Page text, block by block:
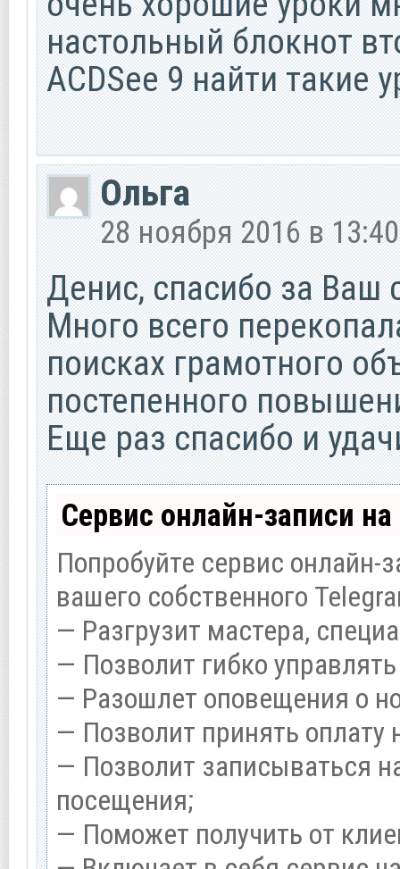
настольный блокнот
ACDSee 9 найти такие
Ольга
28 ноября 2016 в 13:40
Денис, спасибо за Ваш
Много всего
поисках грамотного
постепенного
Еще раз спасибо и
Сервис онлайн-записи
Попробуйте сервис онлайн-
вашего собственного
— Разгрузит мастера,
— Позволит гибко
— Разошлет оповещения о
— Позволит принять оплату
— Позволит записываться
посещения;
— Поможет получить от